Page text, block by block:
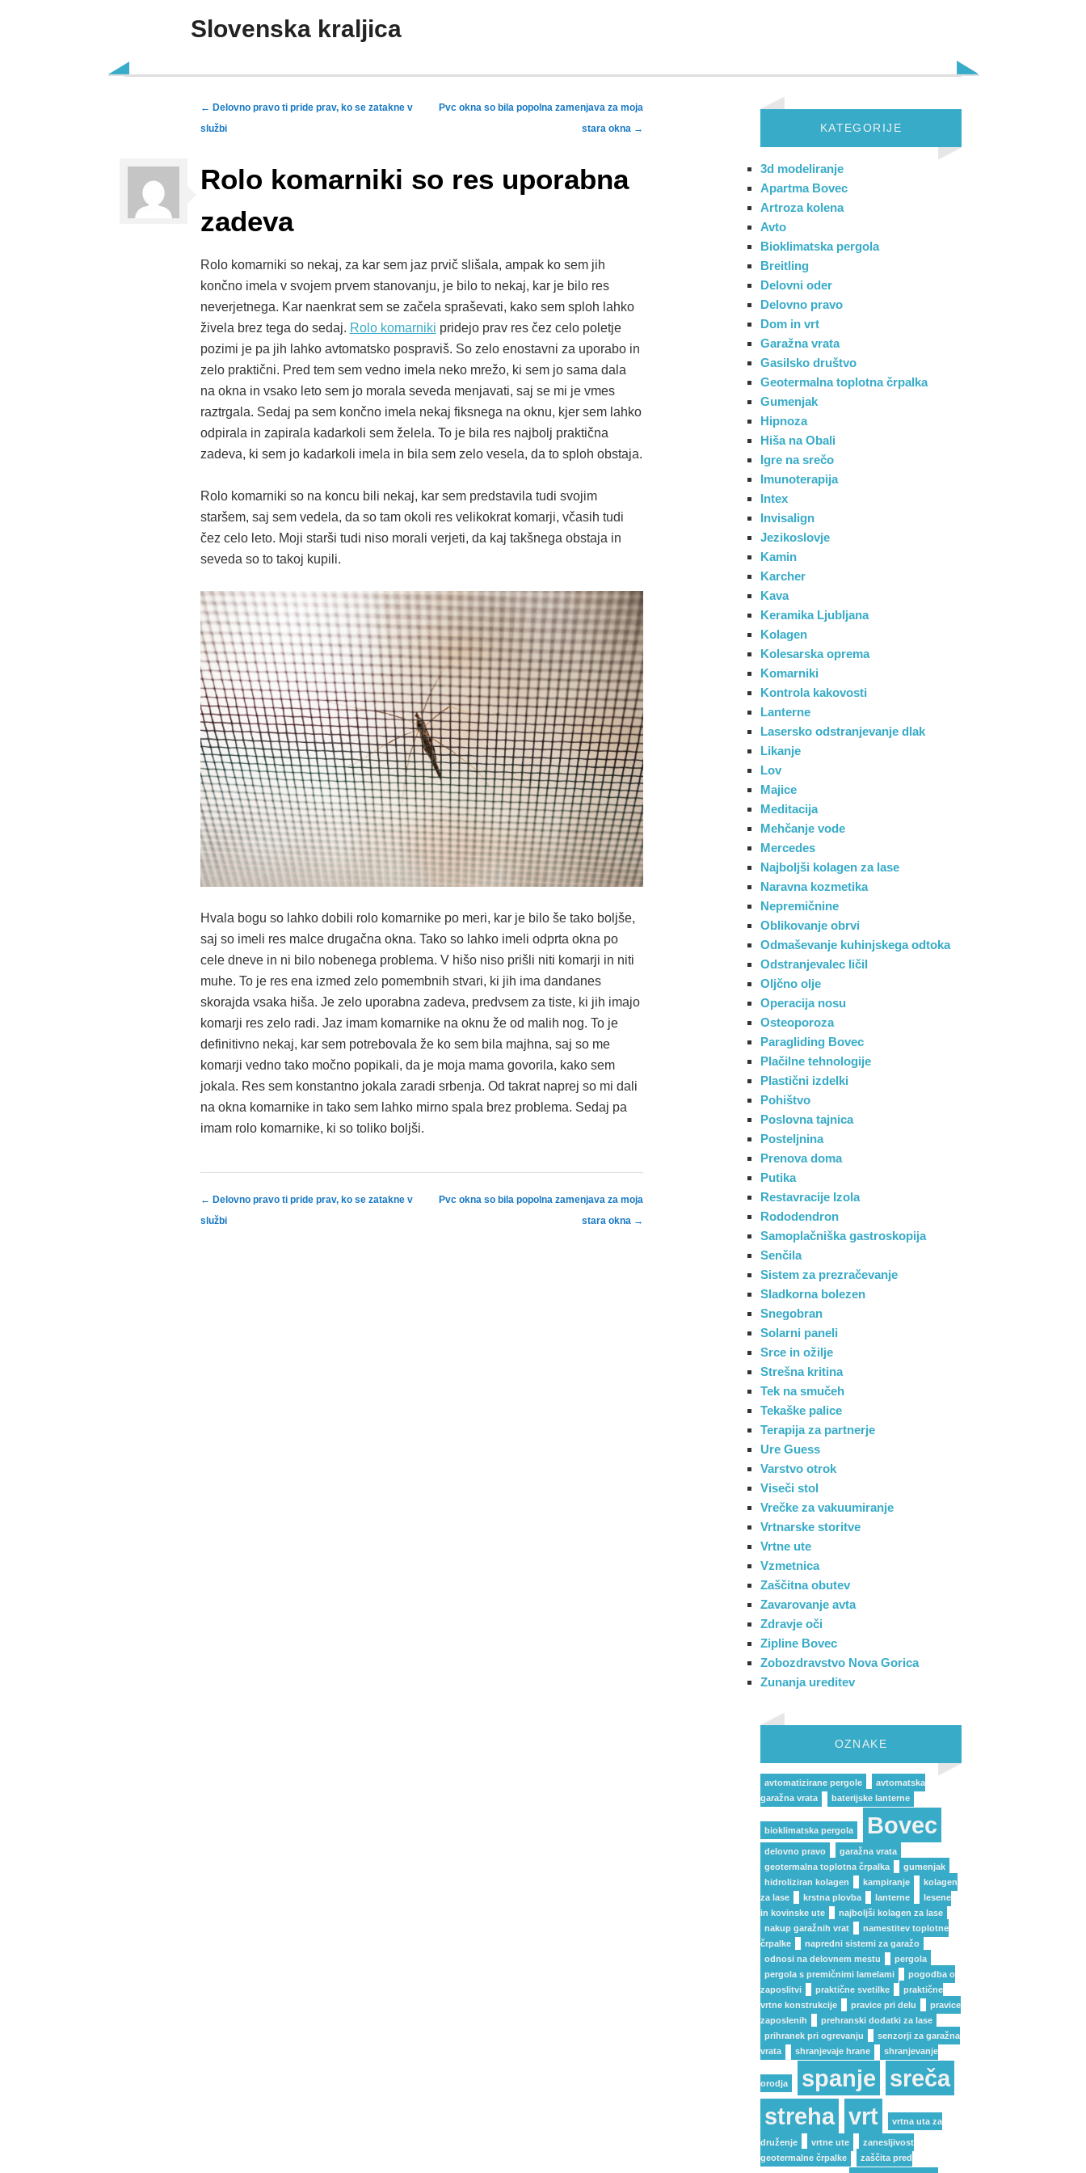
Slovenska kraljica
Post navigation
← Delovno pravo ti pride prav, ko se zatakne v
službi
Pvc okna so bila popolna zamenjava za moja
stara okna →
Rolo komarniki so res uporabna
zadeva
Rolo komarniki so nekaj, za kar sem jaz prvič slišala, ampak ko sem jih
končno imela v svojem prvem stanovanju, je bilo to nekaj, kar je bilo res
neverjetnega. Kar naenkrat sem se začela spraševati, kako sem sploh lahko
živela brez tega do sedaj. Rolo komarniki pridejo prav res čez celo poletje
pozimi je pa jih lahko avtomatsko pospraviš. So zelo enostavni za uporabo in
zelo praktični. Pred tem sem vedno imela neko mrežo, ki sem jo sama dala
na okna in vsako leto sem jo morala seveda menjavati, saj se mi je vmes
raztrgala. Sedaj pa sem končno imela nekaj fiksnega na oknu, kjer sem lahko
odpirala in zapirala kadarkoli sem želela. To je bila res najbolj praktična
zadeva, ki sem jo kadarkoli imela in bila sem zelo vesela, da to sploh obstaja.
Rolo komarniki so na koncu bili nekaj, kar sem predstavila tudi svojim
staršem, saj sem vedela, da so tam okoli res velikokrat komarji, včasih tudi
čez celo leto. Moji starši tudi niso morali verjeti, da kaj takšnega obstaja in
seveda so to takoj kupili.
Hvala bogu so lahko dobili rolo komarnike po meri, kar je bilo še tako boljše,
saj so imeli res malce drugačna okna. Tako so lahko imeli odprta okna po
cele dneve in ni bilo nobenega problema. V hišo niso prišli niti komarji in niti
muhe. To je res ena izmed zelo pomembnih stvari, ki jih ima dandanes
skorajda vsaka hiša. Je zelo uporabna zadeva, predvsem za tiste, ki jih imajo
komarji res zelo radi. Jaz imam komarnike na oknu že od malih nog. To je
definitivno nekaj, kar sem potrebovala že ko sem bila majhna, saj so me
komarji vedno tako močno popikali, da je moja mama govorila, kako sem
jokala. Res sem konstantno jokala zaradi srbenja. Od takrat naprej so mi dali
na okna komarnike in tako sem lahko mirno spala brez problema. Sedaj pa
imam rolo komarnike, ki so toliko boljši.
Post navigation
← Delovno pravo ti pride prav, ko se zatakne v
službi
Pvc okna so bila popolna zamenjava za moja
stara okna →
KATEGORIJE
3d modeliranje
Apartma Bovec
Artroza kolena
Avto
Bioklimatska pergola
Breitling
Delovni oder
Delovno pravo
Dom in vrt
Garažna vrata
Gasilsko društvo
Geotermalna toplotna črpalka
Gumenjak
Hipnoza
Hiša na Obali
Igre na srečo
Imunoterapija
Intex
Invisalign
Jezikoslovje
Kamin
Karcher
Kava
Keramika Ljubljana
Kolagen
Kolesarska oprema
Komarniki
Kontrola kakovosti
Lanterne
Lasersko odstranjevanje dlak
Likanje
Lov
Majice
Meditacija
Mehčanje vode
Mercedes
Najboljši kolagen za lase
Naravna kozmetika
Nepremičnine
Oblikovanje obrvi
Odmaševanje kuhinjskega odtoka
Odstranjevalec ličil
Oljčno olje
Operacija nosu
Osteoporoza
Paragliding Bovec
Plačilne tehnologije
Plastični izdelki
Pohištvo
Poslovna tajnica
Posteljnina
Prenova doma
Putika
Restavracije Izola
Rododendron
Samoplačniška gastroskopija
Senčila
Sistem za prezračevanje
Sladkorna bolezen
Snegobran
Solarni paneli
Srce in ožilje
Strešna kritina
Tek na smučeh
Tekaške palice
Terapija za partnerje
Ure Guess
Varstvo otrok
Viseči stol
Vrečke za vakuumiranje
Vrtnarske storitve
Vrtne ute
Vzmetnica
Zaščitna obutev
Zavarovanje avta
Zdravje oči
Zipline Bovec
Zobozdravstvo Nova Gorica
Zunanja ureditev
OZNAKE
avtomatizirane pergole
avtomatska
garažna vrata
baterijske lanterne
bioklimatska pergola Bovec
delovno pravo
garažna vrata
geotermalna toplotna črpalka
gumenjak
hidroliziran kolagen
kampiranje
kolagen
za lase
krstna plovba lanterne
lesene
in kovinske ute
najboljši kolagen za lase
nakup garažnih vrat
namestitev toplotne
črpalke
napredni sistemi za garažo
odnosi na delovnem mestu
pergola
pergola s premičnimi lamelami
pogodba o
zaposlitvi
praktične svetilke
praktične
vrtne konstrukcije
pravice pri delu
pravice
zaposlenih
prehranski dodatki za lase
prihranek pri ogrevanju
senzorji za garažna
vrata
shranjevaje hrane shranjevanje
orodja spanje sreča
streha vrt vrtna uta za
druženje vrtne ute
zanesljivost
geotermalne črpalke
zaščita pred